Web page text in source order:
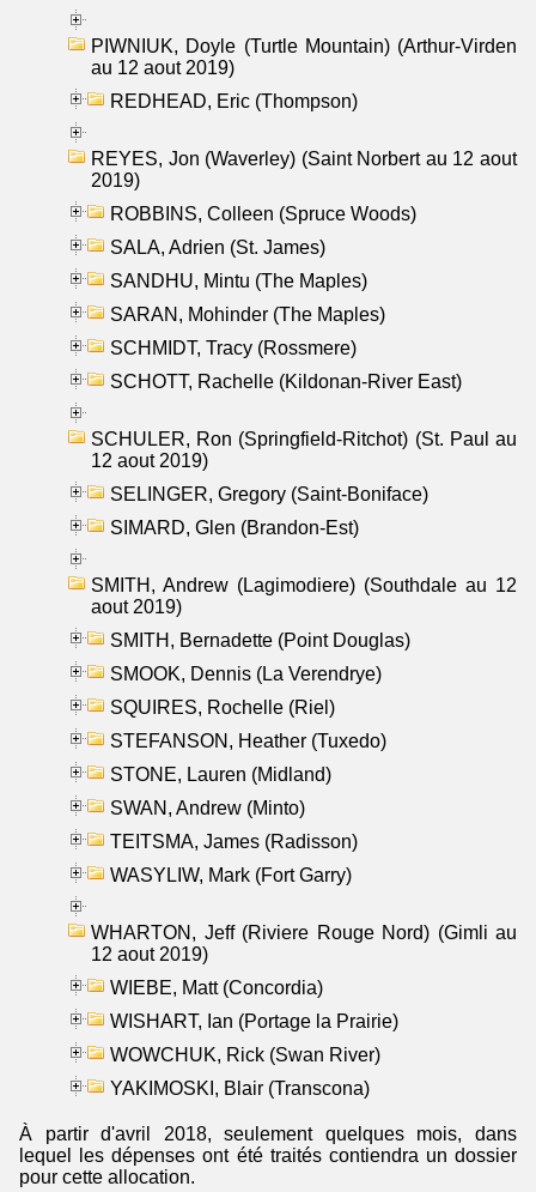
PIWNIUK, Doyle (Turtle Mountain) (Arthur-Virden
au 12 aout 2019)
REDHEAD, Eric (Thompson)
REYES, Jon (Waverley) (Saint Norbert au 12 aout
2019)
ROBBINS, Colleen (Spruce Woods)
SALA, Adrien (St. James)
SANDHU, Mintu (The Maples)
SARAN, Mohinder (The Maples)
SCHMIDT, Tracy (Rossmere)
SCHOTT, Rachelle (Kildonan-River East)
SCHULER, Ron (Springfield-Ritchot) (St. Paul au
12 aout 2019)
SELINGER, Gregory (Saint-Boniface)
SIMARD, Glen (Brandon-Est)
SMITH, Andrew (Lagimodiere) (Southdale au 12
aout 2019)
SMITH, Bernadette (Point Douglas)
SMOOK, Dennis (La Verendrye)
SQUIRES, Rochelle (Riel)
STEFANSON, Heather (Tuxedo)
STONE, Lauren (Midland)
SWAN, Andrew (Minto)
TEITSMA, James (Radisson)
WASYLIW, Mark (Fort Garry)
WHARTON, Jeff (Riviere Rouge Nord) (Gimli au
12 aout 2019)
WIEBE, Matt (Concordia)
WISHART, Ian (Portage la Prairie)
WOWCHUK, Rick (Swan River)
YAKIMOSKI, Blair (Transcona)
À partir d'avril 2018, seulement quelques mois, dans
lequel les dépenses ont été traités contiendra un dossier
pour cette allocation.